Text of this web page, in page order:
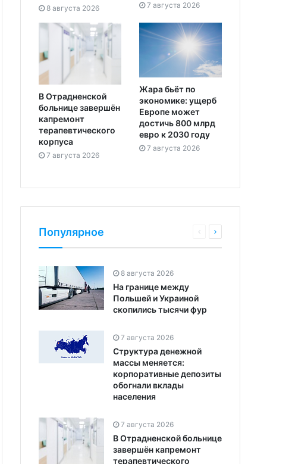
8 августа 2026 7 августа 2026
В Отрадненской
больнице завершён
капремонт
терапевтического
корпуса
7 августа 2026
Жара бьёт по
экономике: ущерб
Европе может
достичь 800 млрд
евро к 2030 году
7 августа 2026
Популярное
8 августа 2026
На границе между
Польшей и Украиной
скопились тысячи фур
7 августа 2026
Структура денежной
массы меняется:
корпоративные депозиты
обогнали вклады
населения
7 августа 2026
В Отрадненской больнице
завершён капремонт
терапевтического